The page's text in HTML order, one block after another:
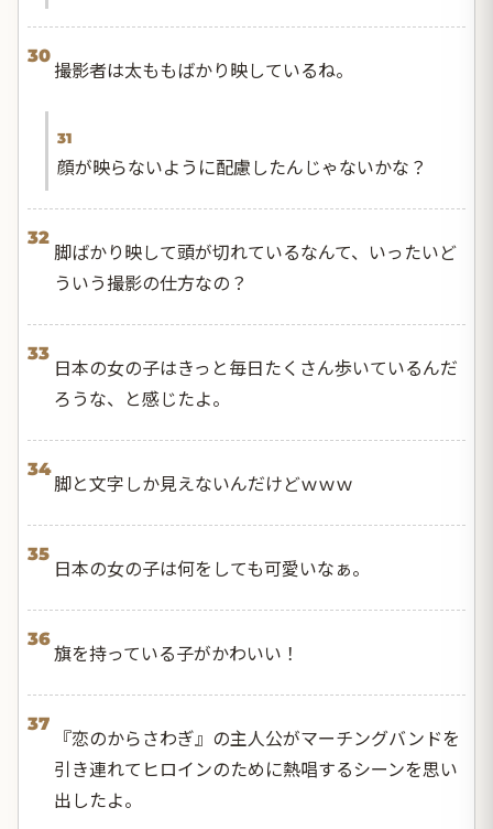
30
撮影者は太ももばかり映しているね。
31
顔が映らないように配慮したんじゃないかな？
32
脚ばかり映して頭が切れているなんて、いったいど
ういう撮影の仕方なの？
33
日本の女の子はきっと毎日たくさん歩いているんだ
ろうな、と感じたよ。
34
脚と文字しか見えないんだけどｗｗｗ
35
日本の女の子は何をしても可愛いなぁ。
36
旗を持っている子がかわいい！
37
『恋のからさわぎ』の主人公がマーチングバンドを
引き連れてヒロインのために熱唱するシーンを思い
出したよ。